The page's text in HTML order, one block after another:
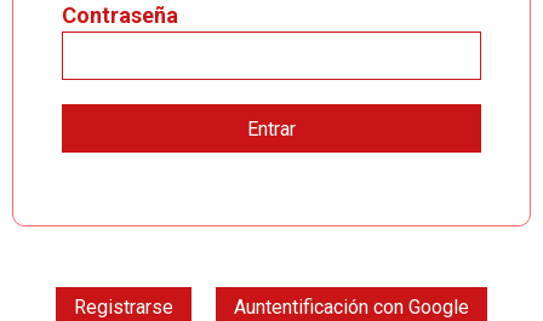
Contraseña
Registrarse Auntentificación con Google